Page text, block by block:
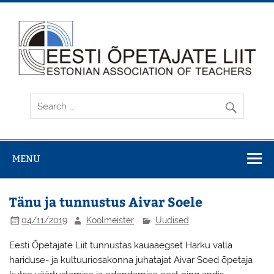
Skip
content
MENU
Tänu ja tunnustus Aivar Soele
04/11/2019 Koolmeister Uudised
Eesti Õpetajate Liit tunnustas kauaaegset Harku valla
hariduse- ja kultuuriosakonna juhatajat Aivar Soed õpetaja